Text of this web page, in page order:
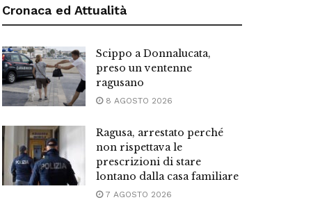
Cronaca ed Attualità
Scippo a Donnalucata,
preso un ventenne
ragusano
8 AGOSTO 2026
Ragusa, arrestato perché
non rispettava le
prescrizioni di stare
lontano dalla casa familiare
7 AGOSTO 2026